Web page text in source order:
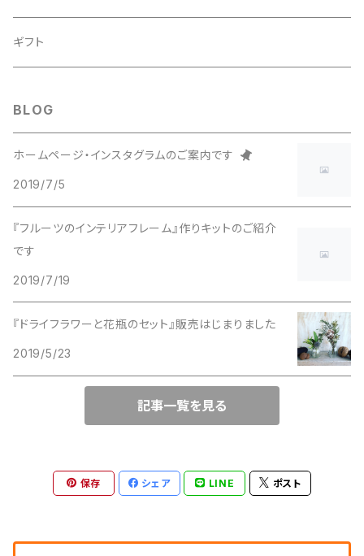
ギフト
BLOG
ホームページ・インスタグラムのご案内です
2019/7/5
『フルーツのインテリアフレーム』作りキットのご紹介
です
2019/7/19
『ドライフラワーと花瓶のセット』販売はじまりました
2019/5/23
記事一覧を見る
保存 シェア LINE ポスト